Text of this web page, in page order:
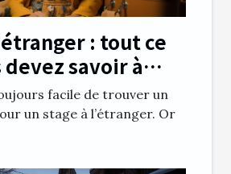
: tout ce
savoir à
facile de trouver un
un stage à l’étranger. Or